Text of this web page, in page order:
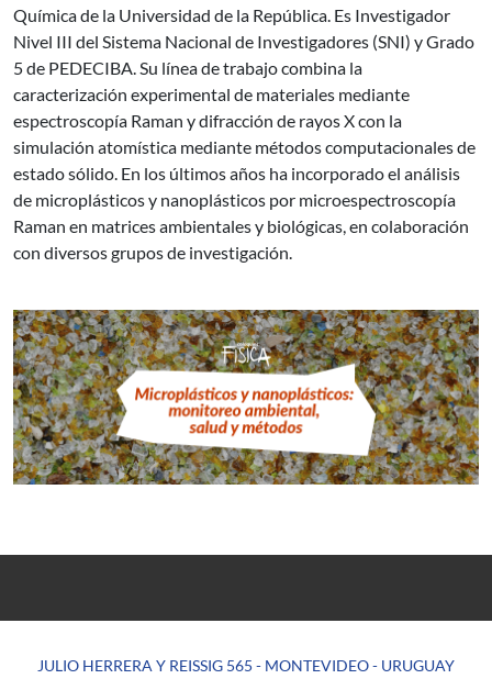
Química de la Universidad de la República. Es Investigador
Nivel III del Sistema Nacional de Investigadores (SNI) y Grado
5 de PEDECIBA. Su línea de trabajo combina la
caracterización experimental de materiales mediante
espectroscopía Raman y difracción de rayos X con la
simulación atomística mediante métodos computacionales de
estado sólido. En los últimos años ha incorporado el análisis
de microplásticos y nanoplásticos por microespectroscopía
Raman en matrices ambientales y biológicas, en colaboración
con diversos grupos de investigación.
JULIO HERRERA Y REISSIG 565 - MONTEVIDEO - URUGUAY